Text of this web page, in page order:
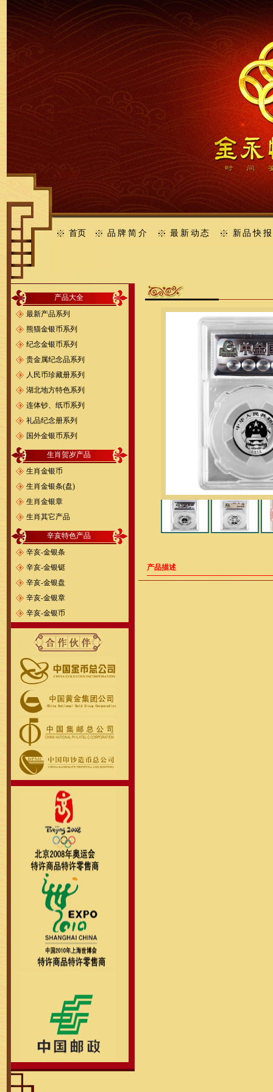
首页 品牌简介 最新动态 新品快报
产品大全
最新产品系列
熊猫金银币系列
纪念金银币系列
贵金属纪念品系列
人民币珍藏册系列
湖北地方特色系列
连体钞、纸币系列
礼品纪念册系列
国外金银币系列
生肖贺岁产品
生肖金银币
生肖金银条(盘)
生肖金银章
生肖其它产品
辛亥特色产品
辛亥-金银条
辛亥-金银铤
辛亥-金银盘
辛亥-金银章
辛亥-金银币
产品描述